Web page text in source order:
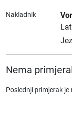
Nakladnik
Nema
Poslednji primjerak